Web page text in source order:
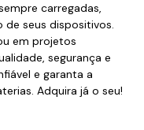
carregadas,
seus dispositivos.
em projetos
segurança e
e garanta a
Adquira já o seu!